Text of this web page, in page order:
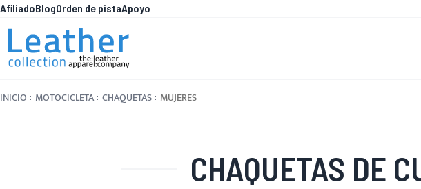
Ir al contenido
AfiliadoBlogOrden de pistaApoyo
INICIO MOTOCICLETA CHAQUETAS MUJERES
CHAQUETAS DE